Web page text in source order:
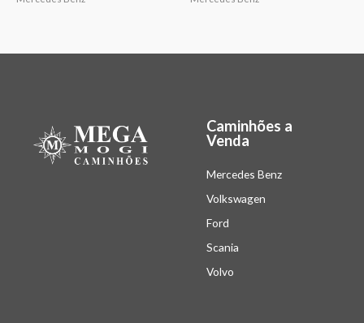
Caminhões a
Venda
Mercedes Benz
Volkswagen
Ford
Scania
Volvo